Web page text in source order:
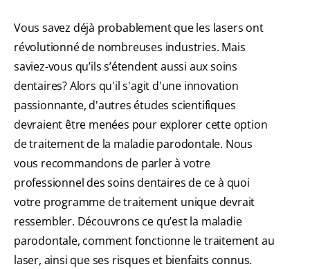
Vous savez déjà probablement que les lasers ont
révolutionné de nombreuses industries. Mais
saviez-vous qu’ils s’étendent aussi aux soins
dentaires? Alors qu'il s'agit d'une innovation
passionnante, d'autres études scientifiques
devraient être menées pour explorer cette option
de traitement de la maladie parodontale. Nous
vous recommandons de parler à votre
professionnel des soins dentaires de ce à quoi
votre programme de traitement unique devrait
ressembler. Découvrons ce qu’est la maladie
parodontale, comment fonctionne le traitement au
laser, ainsi que ses risques et bienfaits connus.